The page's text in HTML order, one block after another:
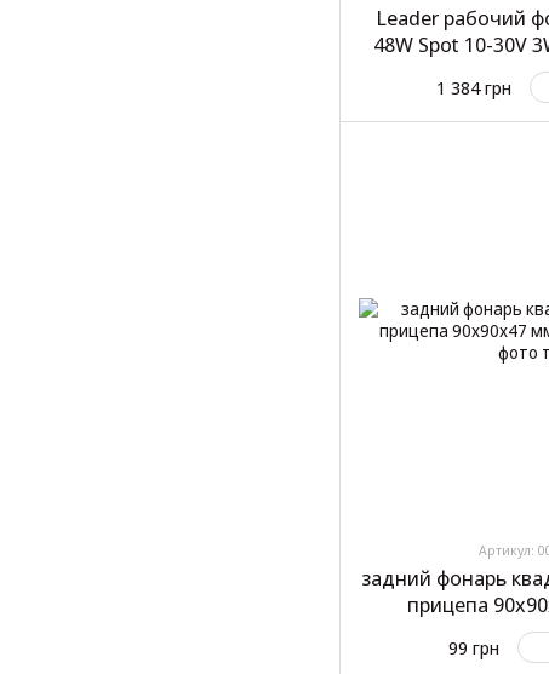
Leader рабочий
48W Spot 10-30V
шт
1 384 грн
Артикул:
задний фонарь
прицепа
99 грн